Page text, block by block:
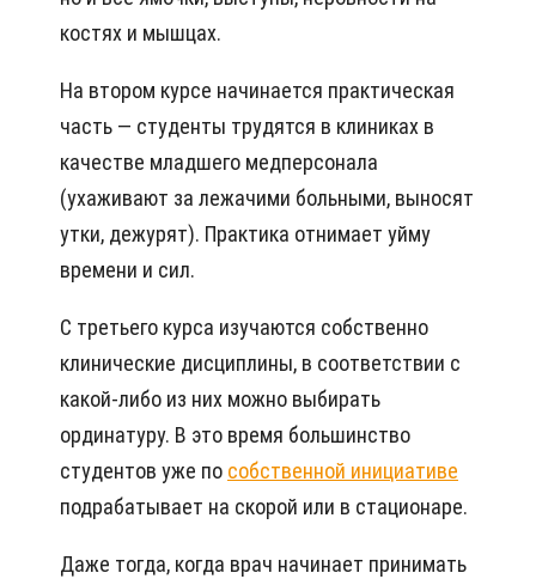
костях и мышцах.
На втором курсе начинается практическая
часть — студенты трудятся в клиниках в
качестве младшего медперсонала
(ухаживают за лежачими больными, выносят
утки, дежурят). Практика отнимает уйму
времени и сил.
С третьего курса изучаются собственно
клинические дисциплины, в соответствии с
какой-либо из них можно выбирать
ординатуру. В это время большинство
студентов уже по собственной инициативе
подрабатывает на скорой или в стационаре.
Даже тогда, когда врач начинает принимать